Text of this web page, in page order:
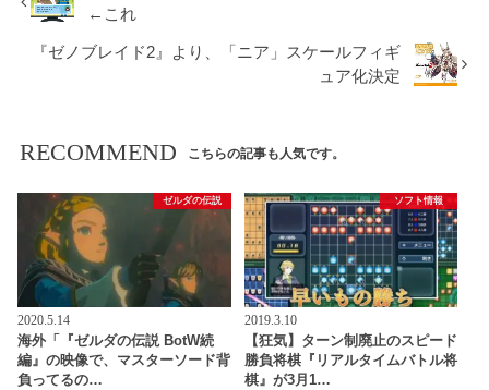
←これ
『ゼノブレイド2』より、「ニア」スケールフィギ
ュア化決定
RECOMMEND こちらの記事も人気です。
ゼルダの伝説
2020.5.14
海外「『ゼルダの伝説 BotW続
編』の映像で、マスターソード背
負ってるの…
ソフト情報
2019.3.10
【狂気】ターン制廃止のスピード
勝負将棋『リアルタイムバトル将
棋』が3月1…